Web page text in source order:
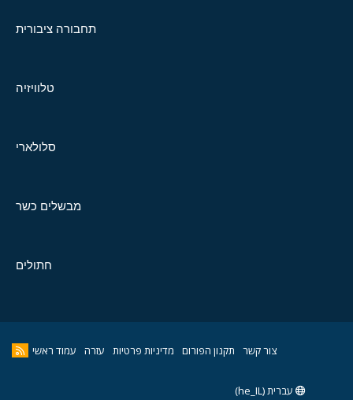
תחבורה ציבורית
טלוויזיה
סלולארי
מבשלים כשר
חתולים
צור קשר תקנון הפורום מדיניות פרטיות עזרה עמוד ראשי
עברית (he_IL)